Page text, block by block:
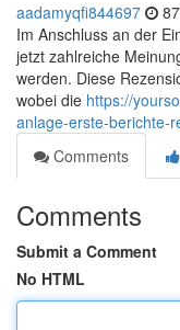
aadamyqfi844697
Im Anschluss an der
jetzt zahlreiche
werden. Diese
wobei die https://
anlage-erste-berichte-
Comments
Comments
Submit a Comment
No HTML